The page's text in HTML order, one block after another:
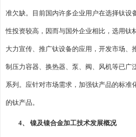
准欠缺。目前国内许多企业用户在选择钛设
性投资较高，因而与国外企业相比，选用钛
大力宣传、推广钛设备的应用，开发市场、
制压力容器、换热器、泵、阀、风机等已广
系列。应针对市场需求，加强钛产品的标准
的钛产品。
4、 镍及镍合金加工技术发展概况